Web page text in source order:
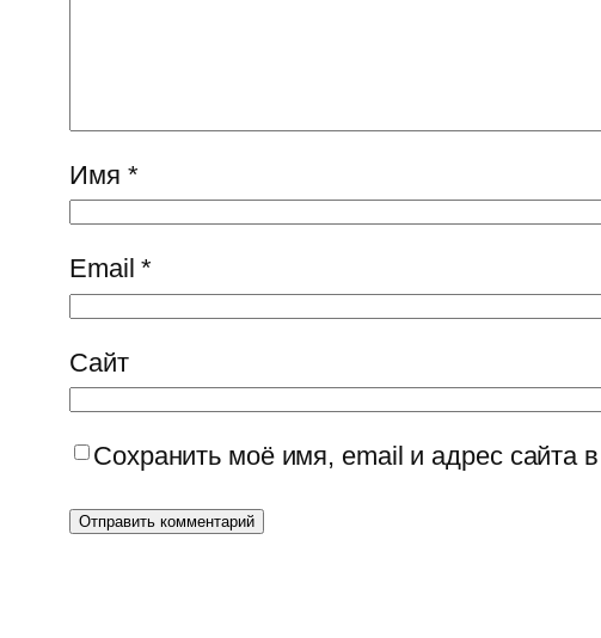
Имя *
Email*
Сайт
Сохранить моё имя, email и адрес сайта